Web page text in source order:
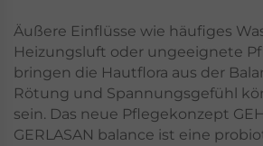
Äußere Einflüsse wie häufiges
Heizungsluft oder ungeeignete
bringen die Hautflora aus der
Rötung und Spannungsgefühl
sein. Das neue Pflegekonzept
GERLASAN balance ist eine